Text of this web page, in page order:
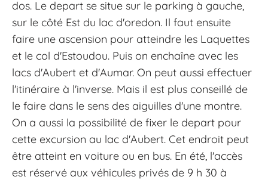
dos. Le depart se situe sur le parking à gauche,
sur le côté Est du lac d'oredon. Il faut ensuite
faire une ascension pour atteindre les Laquettes
et le col d'Estoudou. Puis on enchaîne avec les
lacs d'Aubert et d'Aumar. On peut aussi effectuer
l'itinéraire à l'inverse. Mais il est plus conseillé de
le faire dans le sens des aiguilles d'une montre.
On a aussi la possibilité de fixer le depart pour
cette excursion au lac d'Aubert. Cet endroit peut
être atteint en voiture ou en bus. En été, l'accès
est réservé aux véhicules privés de 9 h 30 à